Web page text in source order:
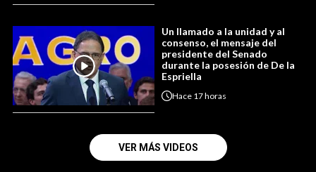
Un llamado a la unidad y al
consenso, el mensaje del
presidente del Senado
durante la posesión de De la
Espriella
Hace 17 horas
VER MÁS VIDEOS